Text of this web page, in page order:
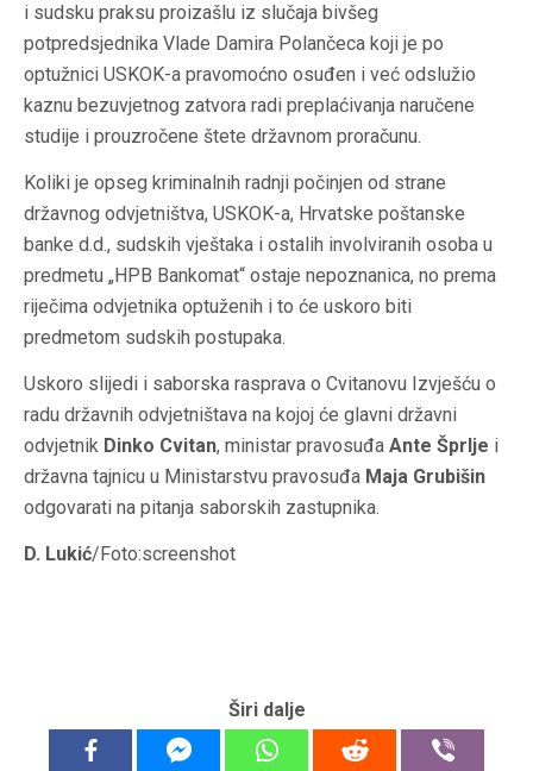
i sudsku praksu proizašlu iz slučaja bivšeg
potpredsjednika Vlade Damira Polančeca koji je po
optužnici USKOK-a pravomoćno osuđen i već odslužio
kaznu bezuvjetnog zatvora radi preplaćivanja naručene
studije i prouzročene štete državnom proračunu.
Koliki je opseg kriminalnih radnji počinjen od strane
državnog odvjetništva, USKOK-a, Hrvatske poštanske
banke d.d., sudskih vještaka i ostalih involviranih osoba u
predmetu „HPB Bankomat“ ostaje nepoznanica, no prema
riječima odvjetnika optuženih i to će uskoro biti
predmetom sudskih postupaka.
Uskoro slijedi i saborska rasprava o Cvitanovu Izvješću o
radu državnih odvjetništava na kojoj će glavni državni
odvjetnik Dinko Cvitan, ministar pravosuđa Ante Šprlje i
državna tajnicu u Ministarstvu pravosuđa Maja Grubišin
odgovarati na pitanja saborskih zastupnika.
D. Lukić/Foto:screenshot
Širi dalje